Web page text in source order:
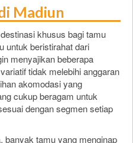
Madiun
khusus bagi tamu
untuk beristirahat dari
menyajikan beberapa
tidak melebihi anggaran
akomodasi yang
cukup beragam untuk
dengan segmen setiap
banyak tamu yang menginap